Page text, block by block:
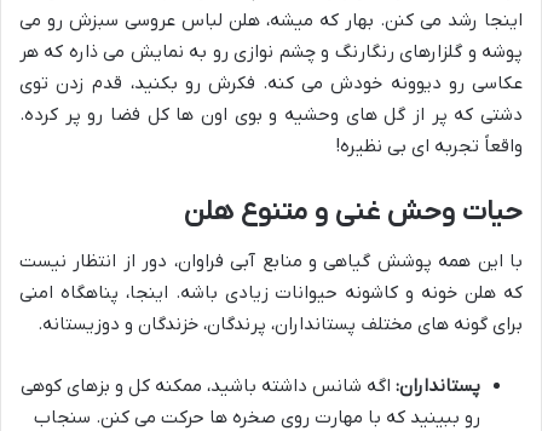
اینجا رشد می کنن. بهار که میشه، هلن لباس عروسی سبزش رو می
پوشه و گلزارهای رنگارنگ و چشم نوازی رو به نمایش می ذاره که هر
عکاسی رو دیوونه خودش می کنه. فکرش رو بکنید، قدم زدن توی
دشتی که پر از گل های وحشیه و بوی اون ها کل فضا رو پر کرده.
واقعاً تجربه ای بی نظیره!
حیات وحش غنی و متنوع هلن
با این همه پوشش گیاهی و منابع آبی فراوان، دور از انتظار نیست
که هلن خونه و کاشونه حیوانات زیادی باشه. اینجا، پناهگاه امنی
برای گونه های مختلف پستانداران، پرندگان، خزندگان و دوزیستانه.
پستانداران: اگه شانس داشته باشید، ممکنه کل و بزهای کوهی
رو ببینید که با مهارت روی صخره ها حرکت می کنن. سنجاب